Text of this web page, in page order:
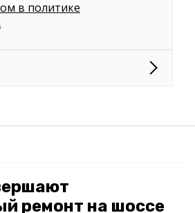
в политике
ремонт на шоссе